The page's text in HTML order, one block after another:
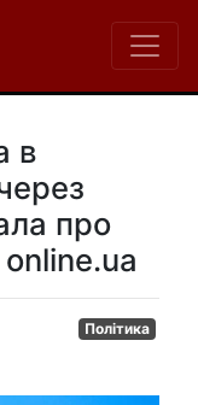
в
про
Політика